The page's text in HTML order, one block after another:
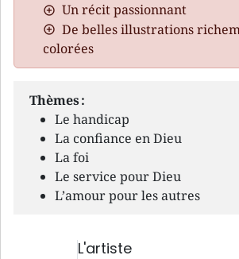
Un récit passionnant
De belles illustrations
colorées
Thèmes :
Le handicap
La confiance en Dieu
La foi
Le service pour Dieu
L’amour pour les autres
L'artiste